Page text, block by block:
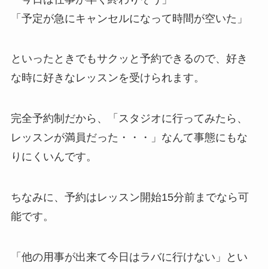
「予定が急にキャンセルになって時間が空いた」
といったときでもサクッと予約できるので、好き
な時に好きなレッスンを受けられます。
完全予約制だから、
「スタジオに行ってみたら、
レッスンが満員だった・・・」 なんて事態にもな
りにくいんです。
ちなみに、予約はレッスン開始15分前までなら可
能です。
「他の用事が出来て今日はラバに行けない」
とい